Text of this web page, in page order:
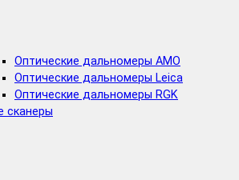
Оптические дальномеры AMO
Оптические дальномеры Leica
Оптические дальномеры RGK
сканеры